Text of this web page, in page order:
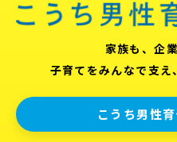
家族も、企
子育てをみんなで支
こうち男性